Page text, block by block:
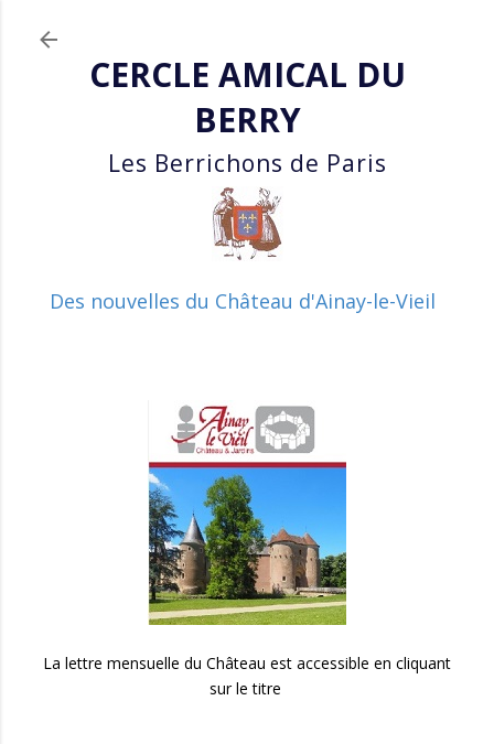
CERCLE AMICAL DU
BERRY
Les Berrichons de Paris
Des nouvelles du Château d'Ainay-le-Vieil
La lettre mensuelle du Château est accessible en cliquant
sur le titre